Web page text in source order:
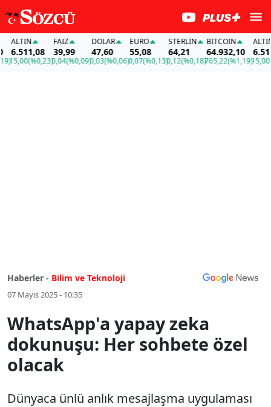
(%0,23)
FAİZ
39,99
0,04(%0,09)
DOLAR
47,60
0,03(%0,06)
EURO
55,08
0,07(%0,13)
STERLIN
64,21
0,12(%0,18)
BITCOIN
64.932,10
765,22(%1,19)
ALTIN
15,00
Haberler - Bilim ve Teknoloji
07 Mayıs 2025 - 10:35
WhatsApp'a yapay zeka
dokunuşu: Her sohbete özel
olacak
Dünyaca ünlü anlık mesajlaşma uygulaması